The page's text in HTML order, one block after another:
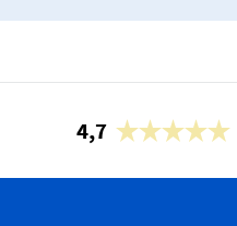
4,7